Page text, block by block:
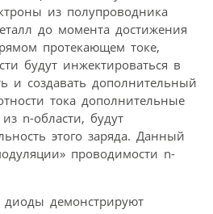
из полупроводника
до момента достижения
протекающем токе,
будут инжектироваться в
и создавать дополнительный
тока дополнительные
n-области, будут
этого заряда. Данный
проводимости n-
диоды демонстрируют